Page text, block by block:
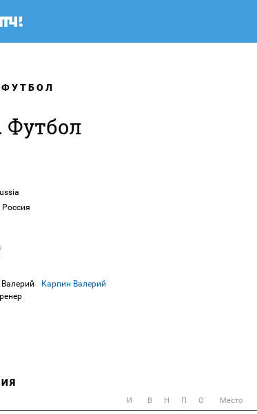
ФУТБОЛ
Футбол
Россия
Карпин Валерий
И В Н П О Место